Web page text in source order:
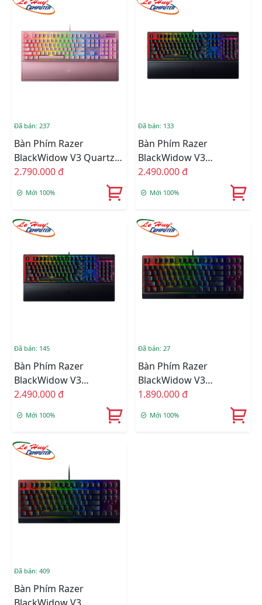
Đã bán: 237
Bàn Phím Razer
BlackWidow V3 Quartz
Green Switch (RZ03-
2.790.000 đ
Mới 100%
Đã bán: 133
Bàn Phím Razer
BlackWidow V3
Mechanical Yellow
Switch (RZ03-03541900-
R3M1)
2.490.000 đ
Mới 100%
Đã bán: 145
Bàn Phím Razer
BlackWidow V3
Mechanical Green
Switch (RZ03-03540100-
R3M1)
2.490.000 đ
Mới 100%
Đã bán: 27
Bàn Phím Razer
BlackWidow V3
Tenkeyless Yellow Switch
(RZ03-03491800-R3M1)
1.890.000 đ
Mới 100%
Đã bán: 409
Bàn Phím Razer